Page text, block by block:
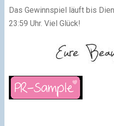
Das Gewinnspiel läuft bis
23:59 Uhr. Viel Glück!